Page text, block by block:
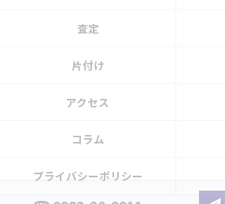
査定
片付け
アクセス
コラム
プライバシーポリシー